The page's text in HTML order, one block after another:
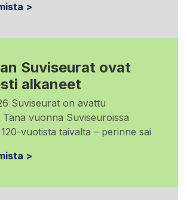
>
Suviseurat ovat
alkaneet
Suviseurat on avattu
Tänä vuonna Suviseuroissa
vuotista taivalta – perinne sai
>